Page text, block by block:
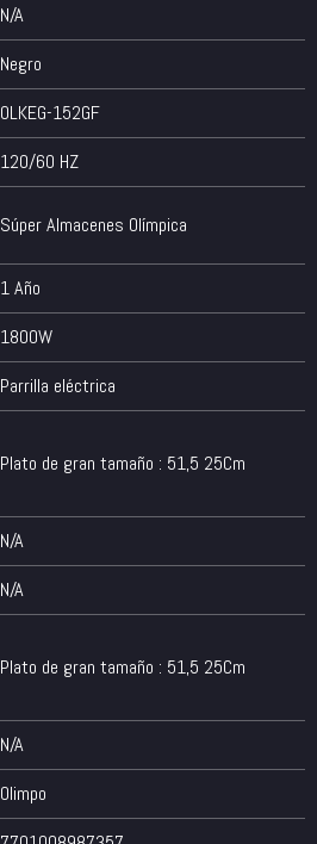
N/A
Negro
OLKEG-152GF
120/60 HZ
Súper Almacenes Olímpica
1 Año
1800W
Parrilla eléctrica
Plato de gran tamaño : 51,5 25Cm
N/A
N/A
Plato de gran tamaño : 51,5 25Cm
N/A
Olimpo